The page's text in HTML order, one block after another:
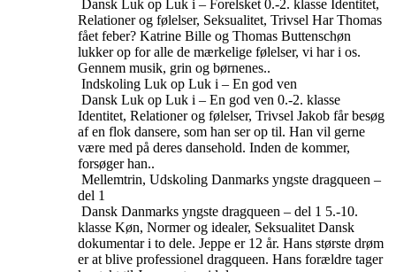
Dansk Luk op Luk i – Forelsket 0.-2. klasse Identitet,
Relationer og følelser, Seksualitet, Trivsel Har Thomas
fået feber? Katrine Bille og Thomas Buttenschøn
lukker op for alle de mærkelige følelser, vi har i os.
Gennem musik, grin og børnenes..
Indskoling Luk op Luk i – En god ven
Dansk Luk op Luk i – En god ven 0.-2. klasse
Identitet, Relationer og følelser, Trivsel Jakob får besøg
af en flok dansere, som han ser op til. Han vil gerne
være med på deres dansehold. Inden de kommer,
forsøger han..
Mellemtrin, Udskoling Danmarks yngste dragqueen –
del 1
Dansk Danmarks yngste dragqueen – del 1 5.-10.
klasse Køn, Normer og idealer, Seksualitet Dansk
dokumentar i to dele. Jeppe er 12 år. Hans største drøm
er at blive professionel dragqueen. Hans forældre tager